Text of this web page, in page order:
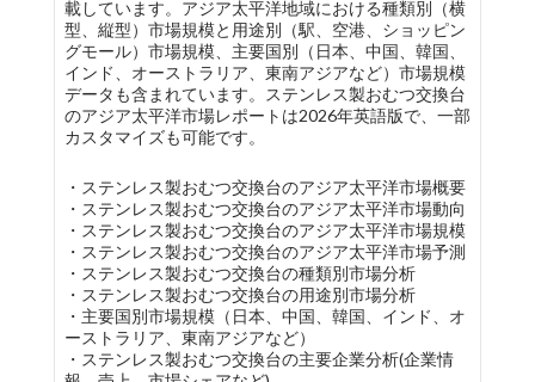
載しています。アジア太平洋地域における種類別（横
型、縦型）市場規模と用途別（駅、空港、ショッピン
グモール）市場規模、主要国別（日本、中国、韓国、
インド、オーストラリア、東南アジアなど）市場規模
データも含まれています。ステンレス製おむつ交換台
のアジア太平洋市場レポートは2026年英語版で、一部
カスタマイズも可能です。
・ステンレス製おむつ交換台のアジア太平洋市場概要
・ステンレス製おむつ交換台のアジア太平洋市場動向
・ステンレス製おむつ交換台のアジア太平洋市場規模
・ステンレス製おむつ交換台のアジア太平洋市場予測
・ステンレス製おむつ交換台の種類別市場分析
・ステンレス製おむつ交換台の用途別市場分析
・主要国別市場規模（日本、中国、韓国、インド、オ
ーストラリア、東南アジアなど）
・ステンレス製おむつ交換台の主要企業分析(企業情